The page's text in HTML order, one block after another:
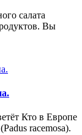
салата
Вы
Кто в Европе
racemosa).